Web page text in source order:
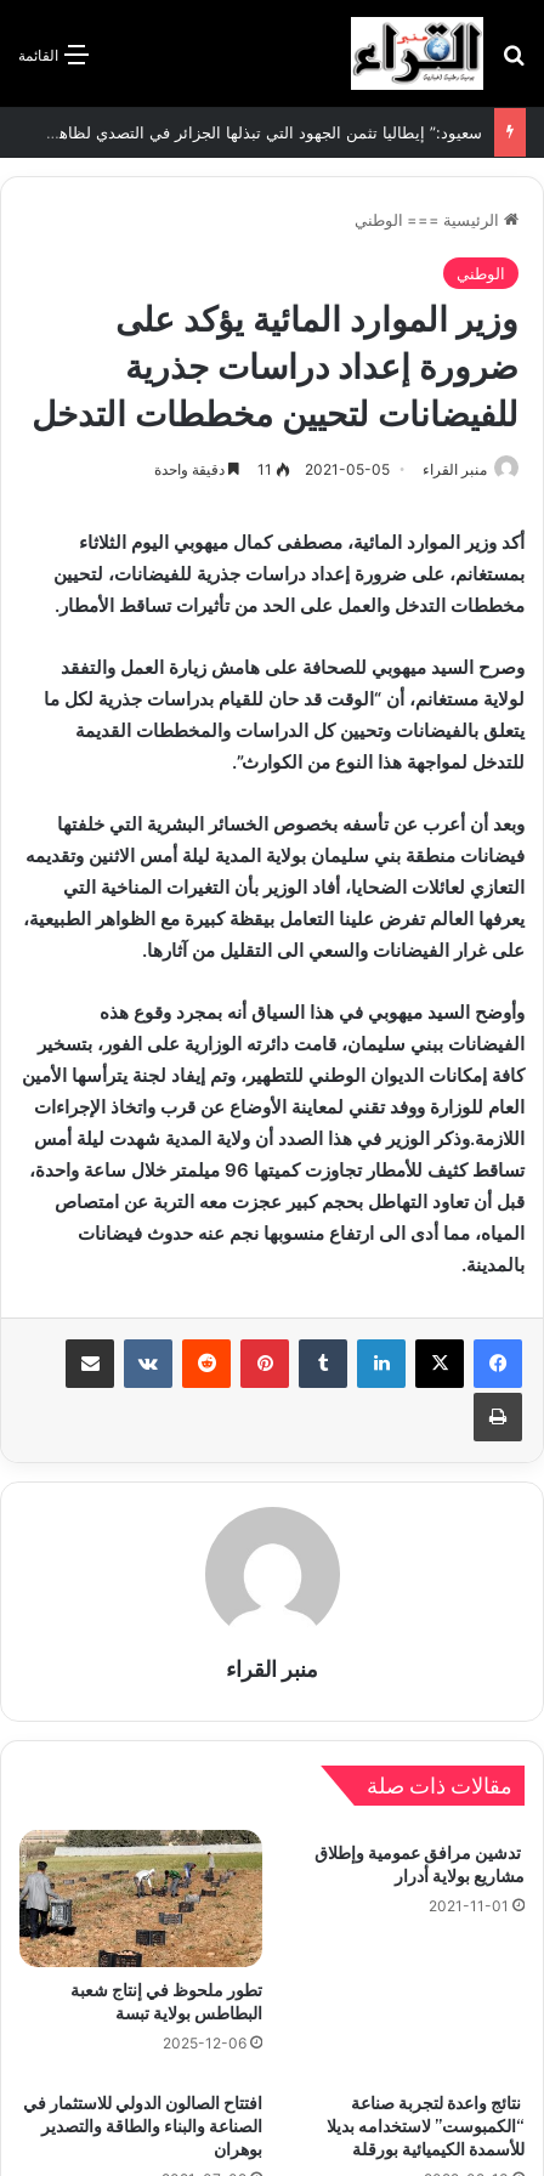
القائمة بحث عن
سعيود:” إيطاليا تثمن الجهود التي تبذلها الجزائر في التصدي لظاهرة الهجرة غير الشرعية”
الرئيسية === الوطني
الوطني
وزير الموارد المائية يؤكد على
ضرورة إعداد دراسات جذرية
للفيضانات لتحيين مخططات التدخل
منبر القراء 2021-05-05
11 دقيقة واحدة
أكد وزير الموارد المائية، مصطفى كمال ميهوبي اليوم الثلاثاء
بمستغانم، على ضرورة إعداد دراسات جذرية للفيضانات، لتحيين
مخططات التدخل والعمل على الحد من تأثيرات تساقط الأمطار.
وصرح السيد ميهوبي للصحافة على هامش زيارة العمل والتفقد
لولاية مستغانم، أن “الوقت قد حان للقيام بدراسات جذرية لكل ما
يتعلق بالفيضانات وتحيين كل الدراسات والمخططات القديمة
للتدخل لمواجهة هذا النوع من الكوارث”.
وبعد أن أعرب عن تأسفه بخصوص الخسائر البشرية التي خلفتها
فيضانات منطقة بني سليمان بولاية المدية ليلة أمس الاثنين وتقديمه
التعازي لعائلات الضحايا، أفاد الوزير بأن التغيرات المناخية التي
يعرفها العالم تفرض علينا التعامل بيقظة كبيرة مع الظواهر الطبيعية،
على غرار الفيضانات والسعي الى التقليل من آثارها.
وأوضح السيد ميهوبي في هذا السياق أنه بمجرد وقوع هذه
الفيضانات ببني سليمان، قامت دائرته الوزارية على الفور، بتسخير
كافة إمكانات الديوان الوطني للتطهير، وتم إيفاد لجنة يترأسها الأمين
العام للوزارة ووفد تقني لمعاينة الأوضاع عن قرب واتخاذ الإجراءات
اللازمة.وذكر الوزير في هذا الصدد أن ولاية المدية شهدت ليلة أمس
تساقط كثيف للأمطار تجاوزت كميتها 96 ميلمتر خلال ساعة واحدة،
قبل أن تعاود التهاطل بحجم كبير عجزت معه التربة عن امتصاص
المياه، مما أدى الى ارتفاع منسوبها نجم عنه حدوث فيضانات
بالمدينة.
لينكدإن بينتيريست
طباعة
منبر القراء
مقالات ذات صلة
تدشين مرافق عمومية وإطلاق
مشاريع بولاية أدرار
2021-11-01
تطور ملحوظ في إنتاج شعبة
البطاطس بولاية تبسة
2025-12-06
نتائج واعدة لتجربة صناعة
“الكمبوست” لاستخدامه بديلا
للأسمدة الكيميائية بورقلة
افتتاح الصالون الدولي للاستثمار في
الصناعة والبناء والطاقة والتصدير
بوهران